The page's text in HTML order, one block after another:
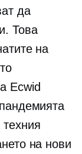
да
Това
на
Ecwid
на нови